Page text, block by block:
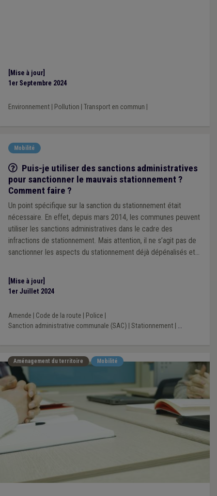
[Mise à jour]
1er Septembre 2024
Environnement| Pollution Transport en commun
Mobilité
Q/R
Puis-je utiliser des sanctions administratives
pour sanctionner le mauvais stationnement ?
Comment faire ?
Un point spécifique sur la sanction du stationnement était
nécessaire. En effet, depuis mars 2014, les communes peuvent
utiliser les sanctions administratives dans le cadre des
infractions de stationnement. Mais attention, il ne s’agit pas de
sanctionner les aspects du stationnement déjà dépénalisés et
[Mise à jour]
1er Juillet 2024
Amende Code de la route Police
Sanction administrative communale (SAC) Stationnement| ...
Aménagement du territoire Mobilité